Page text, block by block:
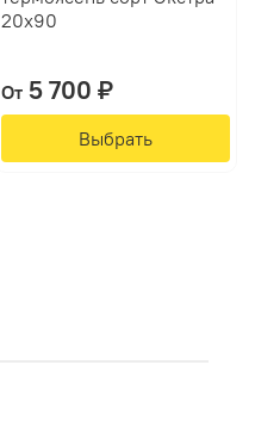
20х90
От5 700 ₽
Выбрать